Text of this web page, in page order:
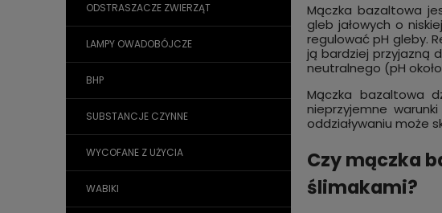
ODSTRASZACZE ZWIERZĄT
LAMPY OWADOBÓJCZE
BHP
SUBSTANCJE CZYNNE
WYCOFANE Z UŻYCIA
WABIKI
Mączka bazaltowa
gleb jałowych o
regulować pH gleby.
ją bardziej przyjazną
neutralnego (pH
Mączka bazaltowa
nieprzyjemne
oddziaływaniu może
Czy mączka
ślimakami?